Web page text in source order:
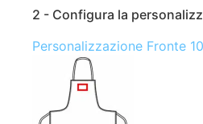
2 - Configura la
Personalizzazione Fronte